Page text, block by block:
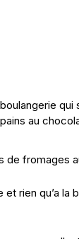
au
de fromages
rien qu’a la